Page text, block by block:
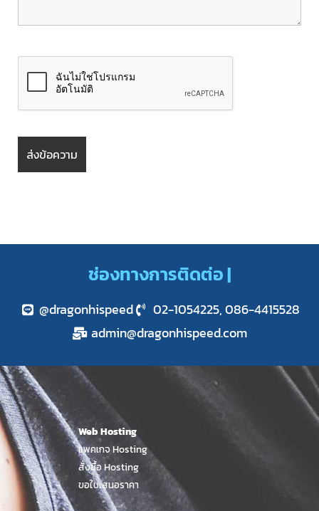
ช่องทางการติดต่อ |
@dragonhispeed
02-1054225, 086-4415528
admin@dragonhispeed.com
Web Hosting
แพคเกจ Hosting
สั่งซื้อ Hosting
ขอใบเสนอราคา